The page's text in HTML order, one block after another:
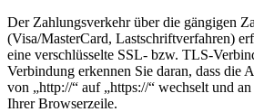
Der Zahlungsverkehr über die gängigen
(Visa/MasterCard, Lastschriftverfahren)
eine verschlüsselte SSL- bzw. TLS-
Verbindung erkennen Sie daran, dass die
von „http://“ auf „https://“ wechselt und
Ihrer Browserzeile.